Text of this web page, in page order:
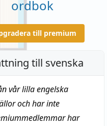
ordbok
till premium
till svenska
vår lilla engelska
och har inte
har